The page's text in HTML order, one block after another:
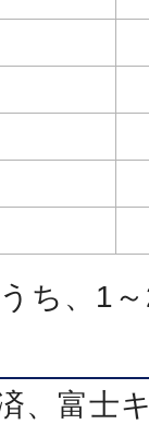
ち、1
、富士